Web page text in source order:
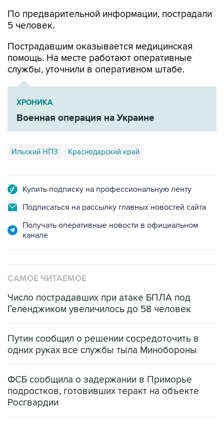
По предварительной информации, пострадали
5 человек.
Пострадавшим оказывается медицинская
помощь. На месте работают оперативные
службы, уточнили в оперативном штабе.
ХРОНИКА
Военная операция на Украине
Ильский НПЗ Краснодарский край
Купить подписку на профессиональную ленту
Подписаться на рассылку главных новостей сайта
Получать оперативные новости в официальном
канале
САМОЕ ЧИТАЕМОЕ
Число пострадавших при атаке БПЛА под
Геленджиком увеличилось до 58 человек
Путин сообщил о решении сосредоточить в
одних руках все службы тыла Минобороны
ФСБ сообщила о задержании в Приморье
подростков, готовивших теракт на объекте
Росгвардии